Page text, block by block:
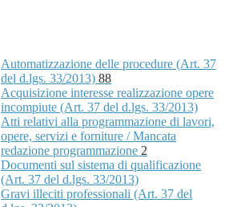
Automatizzazione delle procedure (Art. 37
del d.lgs. 33/2013) 88
Acquisizione interesse realizzazione opere
incompiute (Art. 37 del d.lgs. 33/2013)
Atti relativi alla programmazione di lavori,
opere, servizi e forniture / Mancata
redazione programmazione 2
Documenti sul sistema di qualificazione
(Art. 37 del d.lgs. 33/2013)
Gravi illeciti professionali (Art. 37 del